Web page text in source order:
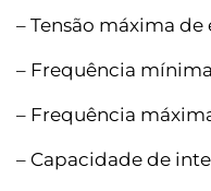
– Tensão máxima
– Frequência
– Frequência
– Capacidade de